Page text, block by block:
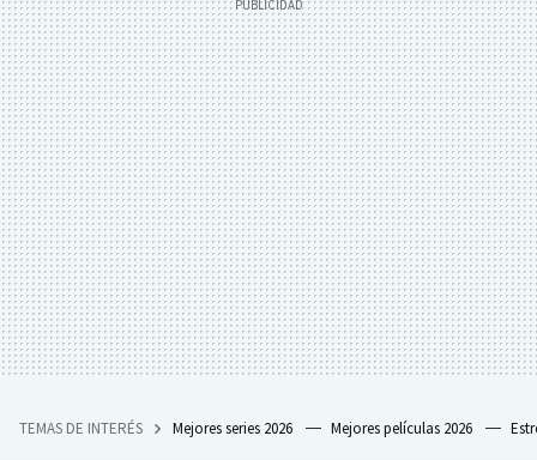
TEMAS DE INTERÉS Mejores series 2026 Mejores películas 2026